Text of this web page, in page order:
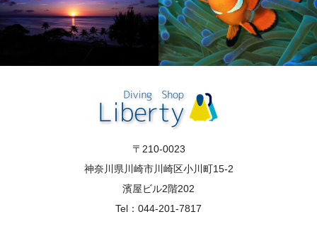
〒210-0023
神奈川県川崎市川崎区小川町15-2
濱屋ビル2階202
Tel：044-201-7817